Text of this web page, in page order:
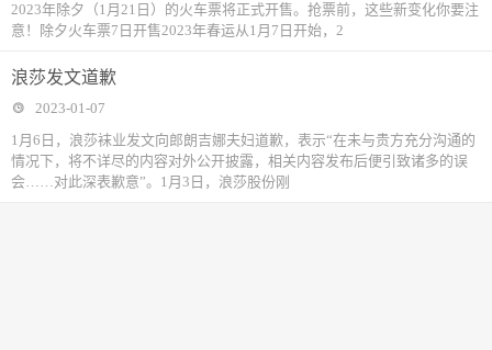
2023年除夕（1月21日）的火车票将正式开售。抢票前，这些新变化你要注
意！除夕火车票7日开售2023年春运从1月7日开始，2
浪莎发文道歉
2023-01-07
1月6日，浪莎袜业发文向郎朗吉娜夫妇道歉，表示“在未与贵方充分沟通的
情况下，将不详尽的内容对外公开披露，相关内容发布后便引致诸多的误
会……对此深表歉意”。1月3日，浪莎股份刚